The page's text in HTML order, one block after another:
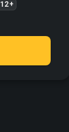
12+